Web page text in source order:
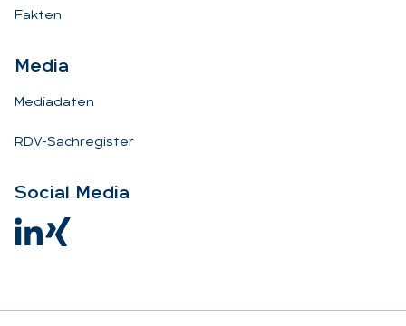
Fakten
Me­dia
Mediadaten
RDV-Sachregister
So­ci­al Me­dia